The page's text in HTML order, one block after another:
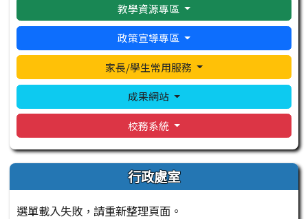
教學資源專區
政策宣導專區
家長/學生常用服務
成果網站
校務系統
行政處室
選單載入失敗，請重新整理頁面。